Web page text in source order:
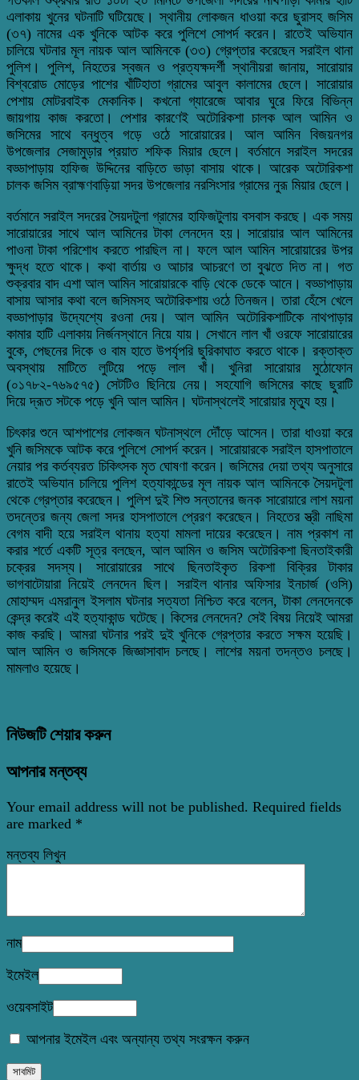
এলাকায় খুনের ঘটনাটি ঘটিয়েছে। স্থানীয় লোকজন ধাওয়া করে ছুরাসহ জসিম
(৩৭) নামের এক খুনিকে আটক করে পুলিশে সোপর্দ করেন। রাতেই অভিযান
চালিয়ে ঘটনার মূল নায়ক আল আমিনকে (৩৩) গ্রেপ্তার করেছেন সরাইল থানা
পুলিশ। পুলিশ, নিহতের স্বজন ও প্রত্যক্ষদর্শী স্থানীয়রা জানায়, সারোয়ার
বিশ্বরোড মোড়ের পাশের খাঁটিহাতা গ্রামের আবুল কালামের ছেলে। সারোয়ার
পেশায় মোটরবাইক মেকানিক। কখনো গ্যারেজে আবার ঘুরে ফিরে বিভিন্ন
জায়গায় কাজ করতো। পেশার কারণেই অটোরিকশা চালক আল আমিন ও
জসিমের সাথে বন্ধুত্ব গড়ে ওঠে সারোয়ারের। আল আমিন বিজয়নগর
উপজেলার সেজামুড়ার প্রয়াত শফিক মিয়ার ছেলে। বর্তমানে সরাইল সদরের
বড্ডাপাড়ায় হাফিজ উদ্দিনের বাড়িতে ভাড়া বাসায় থাকে। আরেক অটোরিকশা
চালক জসিম ব্রাহ্মণবাড়িয়া সদর উপজেলার নরসিংসার গ্রামের নুরূ মিয়ার ছেলে।
বর্তমানে সরাইল সদরের সৈয়দটুলা গ্রামের হাফিজটুলায় বসবাস করছে। এক সময়
সারোয়ারের সাথে আল আমিনের টাকা লেনদেন হয়। সারোয়ার আল আমিনের
পাওনা টাকা পরিশোধ করতে পারছিল না। ফলে আল আমিন সারোয়ারের উপর
ক্ষুদ্ধ হতে থাকে। কথা বার্তায় ও আচার আচরণে তা বুঝতে দিত না। গত
শুক্রবার বাদ এশা আল আমিন সারোয়ারকে বাড়ি থেকে ডেকে আনে। বড্ডাপাড়ায়
বাসায় আসার কথা বলে জসিমসহ অটোরিকশায় ওঠে তিনজন। তারা হেঁসে খেলে
বড্ডাপাড়ার উদ্যেশ্যে রওনা দেয়। আল আমিন অটোরিকশাটিকে নাথপাড়ার
কামার হাটি এলাকায় নির্জনস্থানে নিয়ে যায়। সেখানে লাল খাঁ ওরফে সারোয়ারের
বুকে, পেছনের দিকে ও বাম হাতে উপর্যৃপরি ছুরিকাঘাত করতে থাকে। রক্তাক্ত
অবস্থায় মাটিতে লুটিয়ে পড়ে লাল খাঁ। খুনিরা সারোয়ার মুঠোফোন
(০১৭৮২-৭৬৯৫৭৫) সেটটিও ছিনিয়ে নেয়। সহযোগি জসিমের কাছে ছুরাটি
দিয়ে দ্রূত সটকে পড়ে খুনি আল আমিন। ঘটনাস্থলেই সারোয়ার মৃত্যু হয়।
চিৎকার শুনে আশপাশের লোকজন ঘটনাস্থলে দৌঁড়ে আসেন। তারা ধাওয়া করে
খুনি জসিমকে আটক করে পুলিশে সোপর্দ করেন। সারোয়ারকে সরাইল হাসপাতালে
নেয়ার পর কর্তব্যরত চিকিৎসক মৃত ঘোষণা করেন। জসিমের দেয়া তথ্য অনুসারে
রাতেই অভিযান চালিয়ে পুলিশ হত্যাকান্ডের মূল নায়ক আল আমিনকে সৈয়দটুলা
থেকে গ্রেপ্তার করেছেন। পুলিশ দুই শিশু সন্তানের জনক সারোয়ারে লাশ ময়না
তদন্তের জন্য জেলা সদর হাসপাতালে প্রেরণ করেছেন। নিহতের স্ত্রী নাছিমা
বেগম বাদী হয়ে সরাইল থানায় হত্যা মামলা দায়ের করেছেন। নাম প্রকাশ না
করার শর্তে একটি সূত্র বলছেন, আল আমিন ও জসিম অটোরিকশা ছিনতাইকারী
চক্রের সদস্য। সারোয়ারের সাথে ছিনতাইকৃত রিকশা বিক্রির টাকার
ভাগবাটোয়ারা নিয়েই লেনদেন ছিল। সরাইল থানার অফিসার ইনচার্জ (ওসি)
মোহাম্মদ এমরানুল ইসলাম ঘটনার সত্যতা নিশ্চিত করে বলেন, টাকা লেনদেনকে
কেন্দ্র করেই এই হত্যাকান্ড ঘটেছে। কিসের লেনদেন? সেই বিষয় নিয়েই আমরা
কাজ করছি। আমরা ঘটনার পরই দুই খুনিকে গ্রেপ্তার করতে সক্ষম হয়েছি।
আল আমিন ও জসিমকে জিজ্ঞাসাবাদ চলছে। লাশের ময়না তদন্তও চলছে।
মামলাও হয়েছে।
নিউজটি শেয়ার করুন
আপনার মন্তব্য
Your email address will not be published. Required fields
are marked *
মন্তব্য লিখুন
নাম
ইমেইল
ওয়েবসাইট
আপনার ইমেইল এবং অন্যান্য তথ্য সংরক্ষন করুন